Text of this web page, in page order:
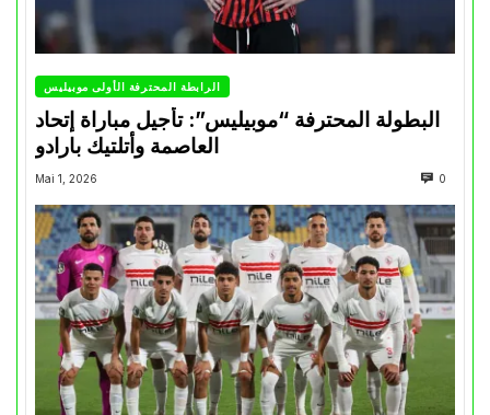
الرابطة المحترفة الأولى موبيليس
البطولة المحترفة “موبيليس”: تأجيل مباراة إتحاد
العاصمة وأتلتيك بارادو
Mai 1, 2026 0